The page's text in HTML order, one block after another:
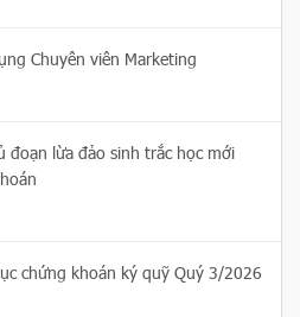
Chuyên viên Marketing
đoạn lừa đảo sinh trắc học mới
chứng khoán ký quỹ Quý 3/2026